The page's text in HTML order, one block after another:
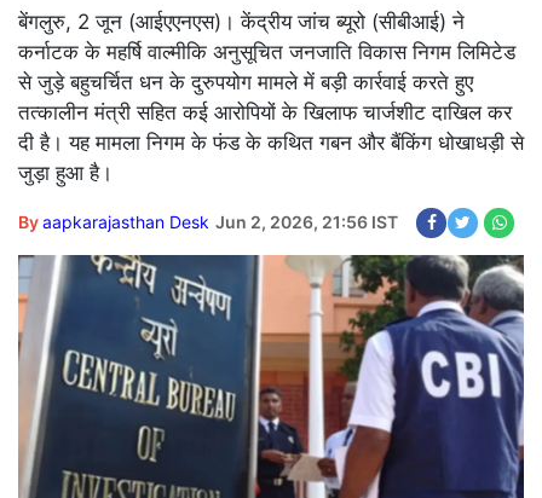
बेंगलुरु, 2 जून (आईएएनएस)। केंद्रीय जांच ब्यूरो (सीबीआई) ने
कर्नाटक के महर्षि वाल्मीकि अनुसूचित जनजाति विकास निगम लिमिटेड
से जुड़े बहुचर्चित धन के दुरुपयोग मामले में बड़ी कार्रवाई करते हुए
तत्कालीन मंत्री सहित कई आरोपियों के खिलाफ चार्जशीट दाखिल कर
दी है। यह मामला निगम के फंड के कथित गबन और बैंकिंग धोखाधड़ी से
जुड़ा हुआ है।
Byaapkarajasthan Desk Jun 2, 2026, 21:56 IST